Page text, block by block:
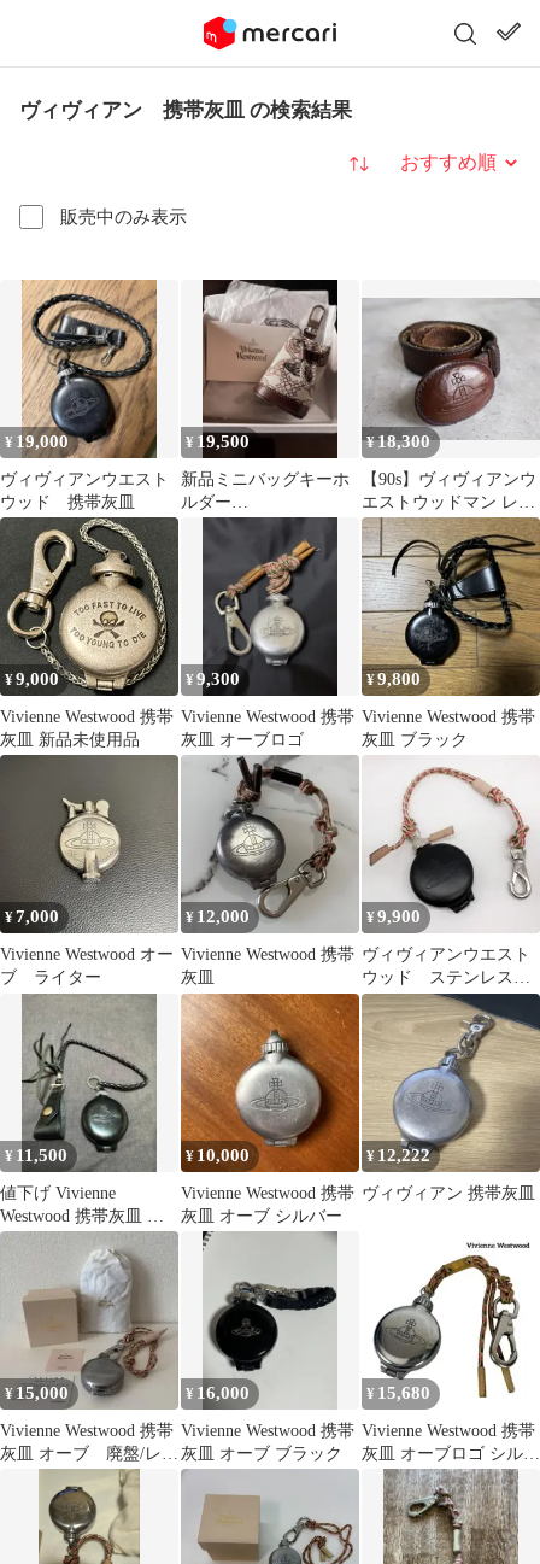
ヴィヴィアン 携帯灰皿 の検索結果
販売中のみ表示
並び替え
¥ 19,000
ヴィヴィアンウエスト
ウッド 携帯灰皿
¥ 19,500
新品ミニバッグキーホ
ルダー
【viviennewestwood】
¥18,300
【90s】ヴィヴィアンウ
エストウッドマン レザ
ーベルト
¥9,000
Vivienne Westwood 携帯
灰皿 新品未使用品
¥9,300
Vivienne Westwood 携帯
灰皿 オーブロゴ
¥9,800
Vivienne Westwood 携帯
灰皿 ブラック
¥7,000
Vivienne Westwood オー
ブ ライター
¥ 12,000
Vivienne Westwood 携帯
灰皿
¥9,900
ヴィヴィアンウエスト
ウッド ステンレス携
帯灰皿 カラビナ付き
ブラック
¥ 11,500
値下げ Vivienne
Westwood 携帯灰皿 廃
番
¥ 10,000
Vivienne Westwood 携帯
灰皿 オーブ シルバー
¥ 12,222
ヴィヴィアン 携帯灰皿
¥ 15,000
Vivienne Westwood 携帯
灰皿 オーブ 廃盤/レ
ア ヴィヴィアン
¥ 16,000
Vivienne Westwood 携帯
灰皿 オーブ ブラック
¥ 15,680
Vivienne Westwood 携帯
灰皿 オーブロゴ シルバ